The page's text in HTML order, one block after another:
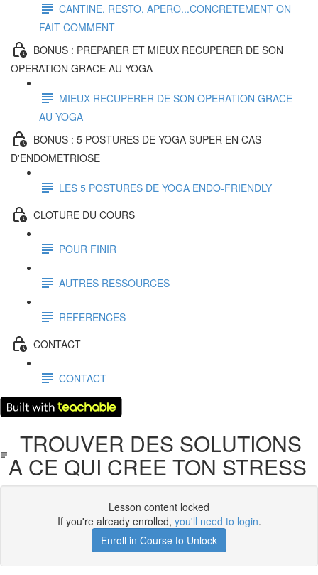
CANTINE, RESTO, APERO...CONCRETEMENT ON
FAIT COMMENT
BONUS : PREPARER ET MIEUX RECUPERER DE SON
OPERATION GRACE AU YOGA
MIEUX RECUPERER DE SON OPERATION GRACE
AU YOGA
BONUS : 5 POSTURES DE YOGA SUPER EN CAS
D'ENDOMETRIOSE
LES 5 POSTURES DE YOGA ENDO-FRIENDLY
CLOTURE DU COURS
POUR FINIR
AUTRES RESSOURCES
REFERENCES
CONTACT
CONTACT
TROUVER DES SOLUTIONS
A CE QUI CREE TON STRESS
Lesson content locked
If you're already enrolled, you'll need to login.
Enroll in Course to Unlock